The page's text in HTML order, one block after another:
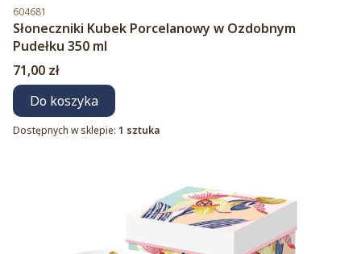
Kod produktu
604681
Słoneczniki Kubek Porcelanowy w Ozdobnym
Pudełku 350 ml
Cena
71,00 zł
Do koszyka
Dostępnych w sklepie: 1 sztuka